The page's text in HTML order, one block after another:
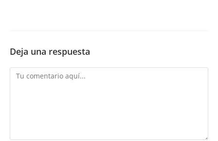
Deja una respuesta
Comentario